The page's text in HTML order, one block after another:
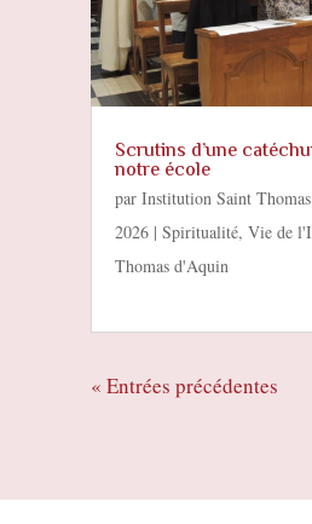
Scrutins d’une
notre école
par Institution Saint
2026| Spiritualité, Vie de
Thomas d'Aquin
« Entrées précédentes